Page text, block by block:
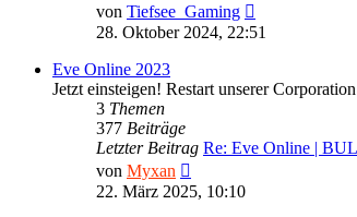
von Tiefsee_Gaming
Beitrag
28. Oktober 2024, 22:51
Eve Online 2023
Jetzt einsteigen! Restart unserer
3 Themen
377 Beiträge
Letzter Beitrag Re: Eve Online |
von Myxan
Beitrag
22. März 2025, 10:10